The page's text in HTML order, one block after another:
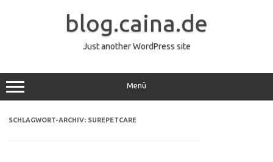
blog.caina.de
Just another WordPress site
Menü
SCHLAGWORT-ARCHIV: SUREPETCARE